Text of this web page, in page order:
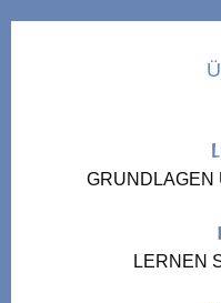
GRUNDLAGEN
LERNEN